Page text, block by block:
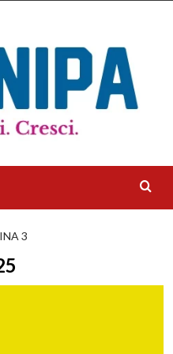
3